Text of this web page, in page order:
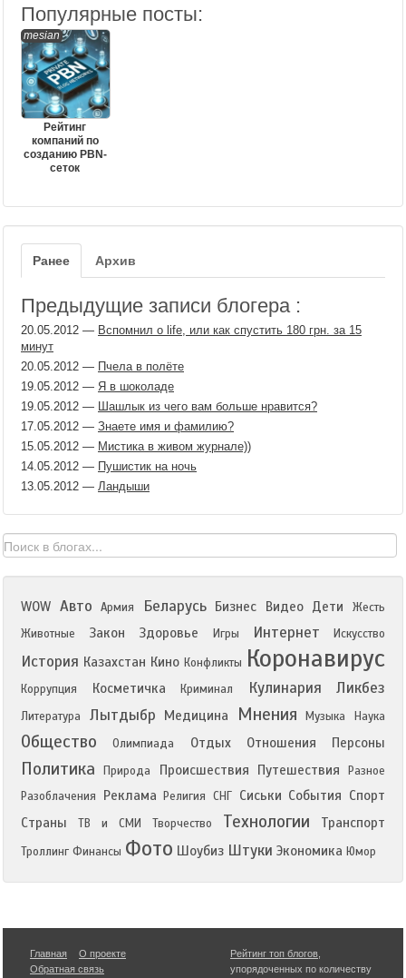
Популярные посты:
mesian
Рейтинг
компаний по
созданию PBN-
сеток
Ранее Архив
Предыдущие записи блогера :
20.05.2012 — Вспомнил о life, или как спустить 180 грн. за 15
минут
20.05.2012 — Пчела в полёте
19.05.2012 — Я в шоколаде
19.05.2012 — Шашлык из чего вам больше нравится?
17.05.2012 — Знаете имя и фамилию?
15.05.2012 — Мистика в живом журнале))
14.05.2012 — Пушистик на ночь
13.05.2012 — Ландыши
WOW Авто Армия Беларусь Бизнес Видео Дети
Жесть
Животные
Закон Здоровье Игры Интернет Искусство
История Казахстан Кино Конфликты Коронавирус
Коррупция Косметичка Криминал Кулинария Ликбез
Литература Лытдыбр Медицина Мнения Музыка Наука
Общество Олимпиада Отдых Отношения Персоны
Политика Природа Происшествия Путешествия
Разное
Разоблачения
Реклама Религия СНГ Сиськи События Спорт
Страны
ТВ и СМИ Творчество Технологии Транспорт
Троллинг Финансы Фото Шоубиз Штуки Экономика Юмор
Главная
О проекте
Обратная связь
Рейтинг топ блогов
упорядоченных по количеству